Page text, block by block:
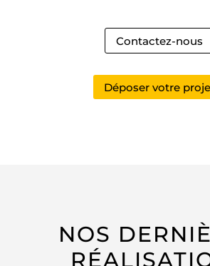
Contactez-nous
Déposer votre
NOS